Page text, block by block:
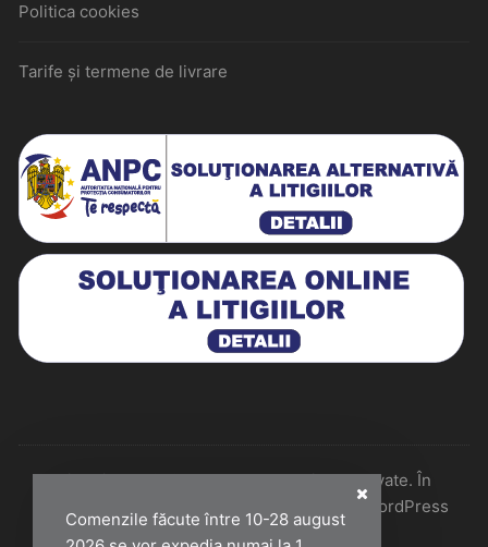
Comenzile făcute între 10-28 august
Politica cookies
Tarife și termene de livrare
Historiarum 2026 - Toate drepturile rezervate. În
colaborare cu Perfect Pixel & Mentenanță WordPress